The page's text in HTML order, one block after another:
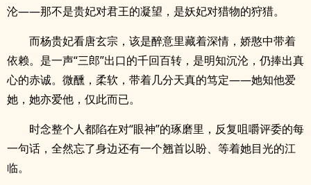
沦——那不是贵妃对君王的凝望，是妖妃对猎物的狩猎。
而杨贵妃看唐玄宗，该是醉意里藏着深情，娇憨中带着
依赖。是一声“三郎”出口的千回百转，是明知沉沦，仍捧出真
心的赤诚。微醺，柔软，带着几分天真的笃定——她知他爱
她，她亦爱他，仅此而已。
时念整个人都陷在对“眼神”的琢磨里，反复咀嚼评委的每
一句话，全然忘了身边还有一个翘首以盼、等着她目光的江
临。